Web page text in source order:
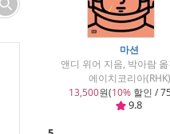
마션
앤디 위어 지음, 박아람
에이치코리아(RHK)
13,500원(10% 할인 /
9.8